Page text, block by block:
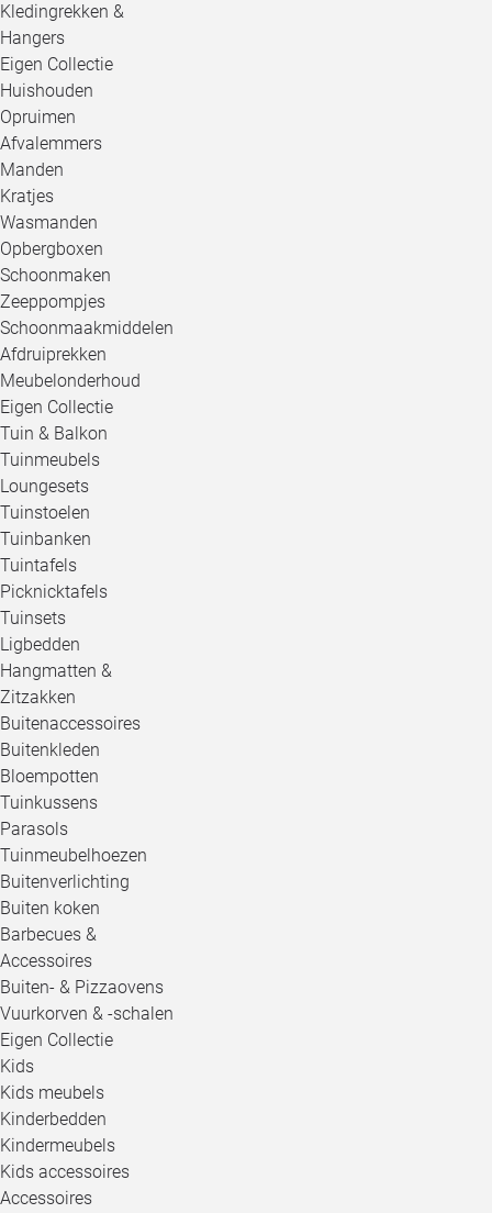
Kledingrekken &
Hangers
Eigen Collectie
Huishouden
Opruimen
Afvalemmers
Manden
Kratjes
Wasmanden
Opbergboxen
Schoonmaken
Zeeppompjes
Schoonmaakmiddelen
Afdruiprekken
Meubelonderhoud
Eigen Collectie
Tuin & Balkon
Tuinmeubels
Loungesets
Tuinstoelen
Tuinbanken
Tuintafels
Picknicktafels
Tuinsets
Ligbedden
Hangmatten &
Zitzakken
Buitenaccessoires
Buitenkleden
Bloempotten
Tuinkussens
Parasols
Tuinmeubelhoezen
Buitenverlichting
Buiten koken
Barbecues &
Accessoires
Buiten- & Pizzaovens
Vuurkorven & -schalen
Eigen Collectie
Kids
Kids meubels
Kinderbedden
Kindermeubels
Kids accessoires
Accessoires